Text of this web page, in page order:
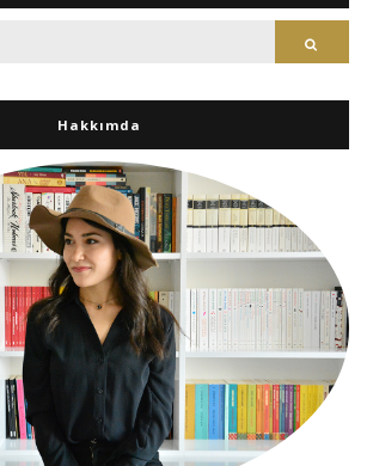
Hakkımda